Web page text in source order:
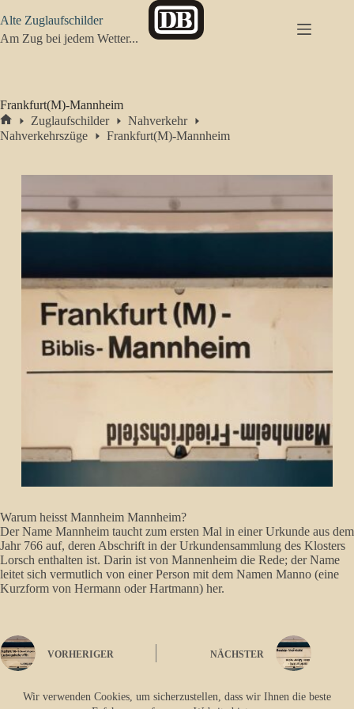
Inhalt
springen
Wir verwenden Cookies, um sicherzustellen, dass wir Ihnen die beste
Alte Zuglaufschilder
Am Zug bei jedem Wetter...
Frankfurt(M)-Mannheim
Start
Zuglaufschilder
Nahverkehr
Nahverkehrszüge
Frankfurt(M)-Mannheim
Warum heisst Mannheim Mannheim?
Der Name Mannheim taucht zum ersten Mal in einer Urkunde aus dem
Jahr 766 auf, deren Abschrift in der Urkundensammlung des Klosters
Lorsch enthalten ist. Darin ist von Mannenheim die Rede; der Name
leitet sich vermutlich von einer Person mit dem Namen Manno (eine
Kurzform von Hermann oder Hartmann) her.
VORHERIGER NÄCHSTER